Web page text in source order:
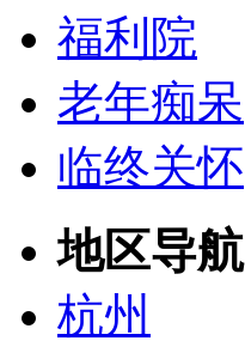
福利院
老年痴呆
临终关怀
地区导航
杭州